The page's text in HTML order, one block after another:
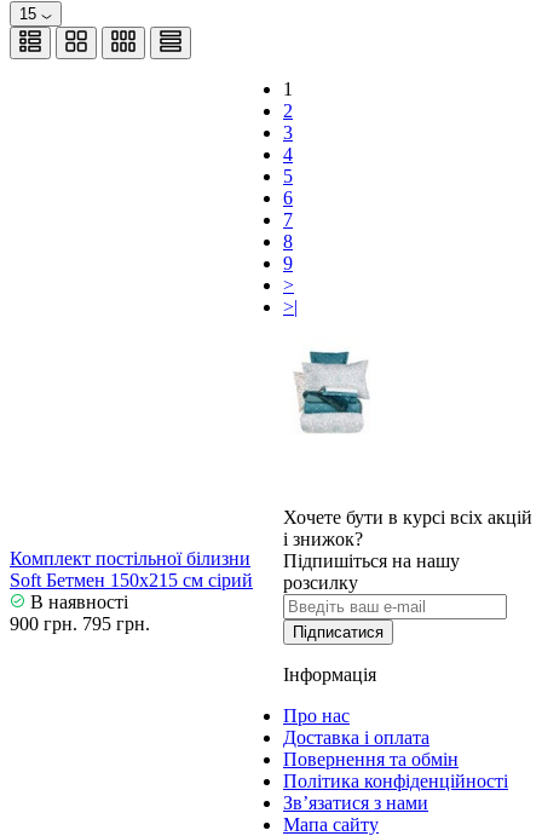
15
Комплект постільної білизни
Soft Бетмен 150х215 см сірий
В наявності
900 грн. 795 грн.
1
2
3
4
5
6
7
8
9
>
>|
Хочете бути в курсі всіх акцій
і знижок?
Підпишіться на нашу
розсилку
Підписатися
Інформація
Про нас
Доставка і оплата
Повернення та обмін
Політика конфіденційності
Зв’язатися з нами
Мапа сайту